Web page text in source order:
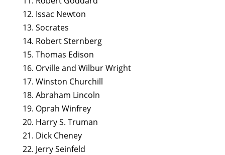
12. Issac Newton
13. Socrates
14. Robert Sternberg
15. Thomas Edison
16. Orville and Wilbur Wright
17. Winston Churchill
18. Abraham Lincoln
19. Oprah Winfrey
20. Harry S. Truman
21. Dick Cheney
22. Jerry Seinfeld